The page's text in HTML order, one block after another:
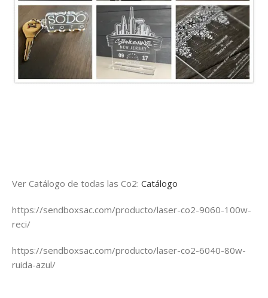
Ver Catálogo de todas las Co2: Catálogo
https://sendboxsac.com/producto/laser-co2-9060-100w-
reci/
https://sendboxsac.com/producto/laser-co2-6040-80w-
ruida-azul/